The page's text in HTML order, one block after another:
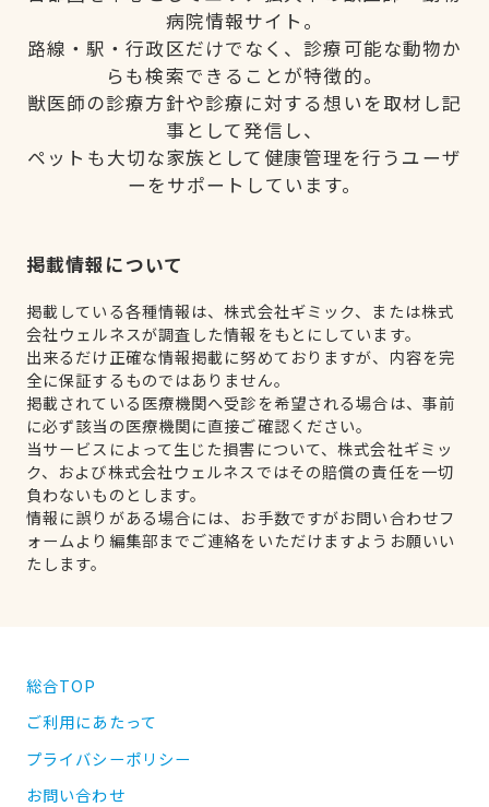
病院情報サイト。
路線・駅・行政区だけでなく、診療可能な動物か
らも検索できることが特徴的。
獣医師の診療方針や診療に対する想いを取材し記
事として発信し、
ペットも大切な家族として健康管理を行うユーザ
ーをサポートしています。
掲載情報について
掲載している各種情報は、株式会社ギミック、または株式
会社ウェルネスが調査した情報をもとにしています。
出来るだけ正確な情報掲載に努めておりますが、内容を完
全に保証するものではありません。
掲載されている医療機関へ受診を希望される場合は、事前
に必ず該当の医療機関に直接ご確認ください。
当サービスによって生じた損害について、株式会社ギミッ
ク、および株式会社ウェルネスではその賠償の責任を一切
負わないものとします。
情報に誤りがある場合には、お手数ですがお問い合わせフ
ォームより編集部までご連絡をいただけますようお願いい
たします。
総合TOP
ご利用にあたって
プライバシーポリシー
お問い合わせ